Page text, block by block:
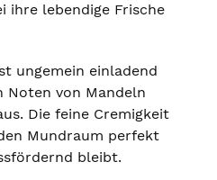
ihre lebendige Frische
ungemein einladend
Noten von Mandeln
Die feine Cremigkeit
Mundraum perfekt
bleibt.